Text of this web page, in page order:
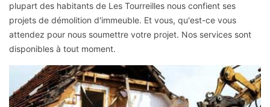
plupart des habitants de Les Tourreilles nous confient ses
projets de démolition d'immeuble. Et vous, qu'est-ce vous
attendez pour nous soumettre votre projet. Nos services sont
disponibles à tout moment.